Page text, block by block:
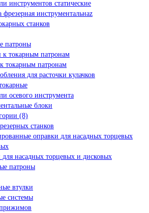
инструментов статические
фрезерная инструментальнаz
станков
патроны
к токарным патронам
токарным патронам
для расточки кулачков
осевого инструмента
блоки
(8)
станков
оправки для насадных торцевых
насадных торцевых и дисковых
патроны
втулки
системы